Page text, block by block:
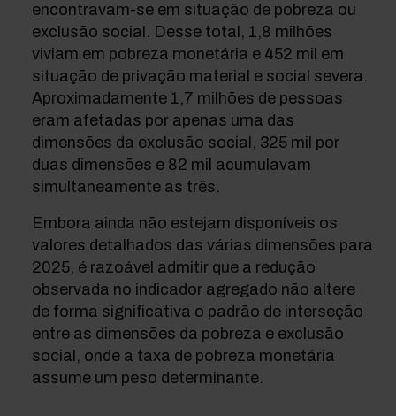
encontravam-se em situação de pobreza ou
exclusão social. Desse total, 1,8 milhões
viviam em pobreza monetária e 452 mil em
situação de privação material e social severa.
Aproximadamente 1,7 milhões de pessoas
eram afetadas por apenas uma das
dimensões da exclusão social, 325 mil por
duas dimensões e 82 mil acumulavam
simultaneamente as três.
Embora ainda não estejam disponíveis os
valores detalhados das várias dimensões para
2025, é razoável admitir que a redução
observada no indicador agregado não altere
de forma significativa o padrão de interseção
entre as dimensões da pobreza e exclusão
social, onde a taxa de pobreza monetária
assume um peso determinante.